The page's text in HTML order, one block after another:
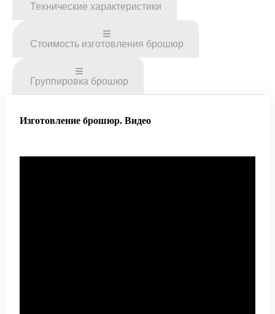
Технические характеристики
Стоимость изготовления брошюр
Группировка брошюр
Изготовление брошюр. Видео